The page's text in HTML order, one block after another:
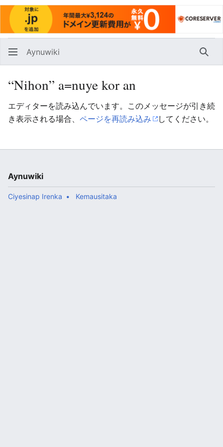
Aynuwiki
“Nihon” a=nuye kor an
エディターを読み込んでいます。このメッセージが引き続
き表示される場合、 ページを再読み込み してください。
Aynuwiki
Ciyesinap Irenka Kemausitaka